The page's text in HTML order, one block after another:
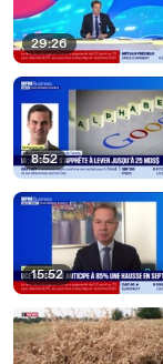
29:26
8:52
15:52